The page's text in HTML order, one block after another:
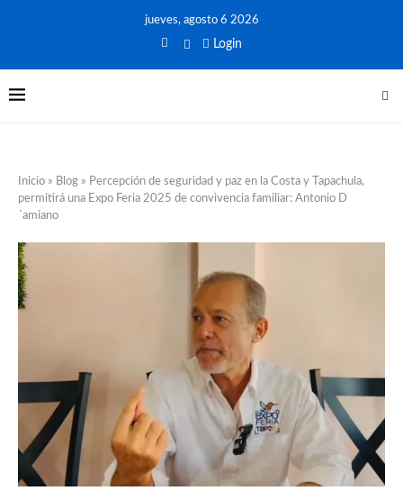
jueves, agosto 6 2026
Login
Inicio » Blog » Percepción de seguridad y paz en la Costa y Tapachula,
permitirá una Expo Feria 2025 de convivencia familiar: Antonio D
´amiano